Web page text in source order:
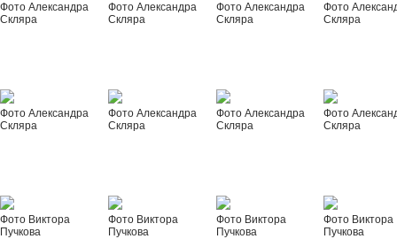
Фото Александра
Скляра
Фото Александра
Скляра
Фото Александра
Скляра
Фото
Скляра
Фото Александра
Скляра
Фото Александра
Скляра
Фото Александра
Скляра
Фото
Скляра
Фото Виктора
Пучкова
Фото Виктора
Пучкова
Фото Виктора
Пучкова
Фото Виктора
Пучкова